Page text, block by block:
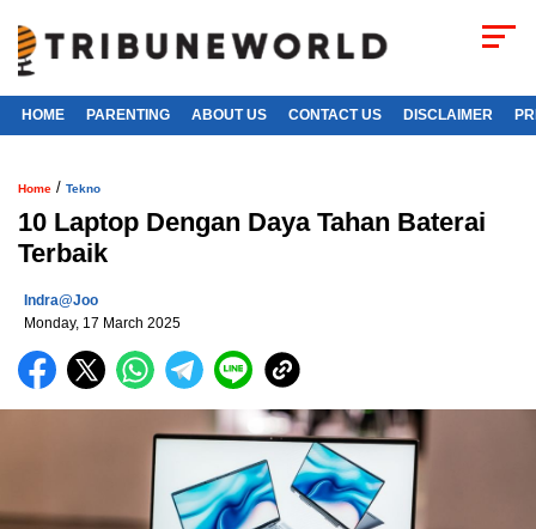
HOME PARENTING ABOUT US CONTACT US DISCLAIMER
Home / Tekno
10 Laptop Dengan Daya Tahan Baterai
Terbaik
Indra@joo
Monday, 17 March 2025